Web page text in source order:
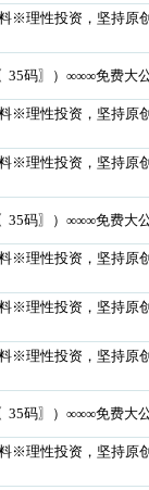
※理性投资，坚持原
35码〗）∞∞∞免费大
※理性投资，坚持原
※理性投资，坚持原
35码〗）∞∞∞免费大
※理性投资，坚持原
※理性投资，坚持原
※理性投资，坚持原
35码〗）∞∞∞免费大
※理性投资，坚持原